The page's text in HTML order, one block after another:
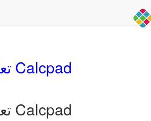
تعلم برنامج Calcpad
تعلم برنامج Calcpad